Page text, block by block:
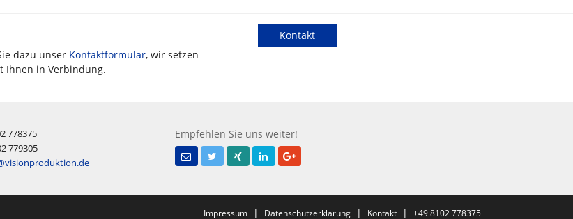
dazu unser Kontaktformular, wir setzen
Ihnen in Verbindung.
Kontakt
778375
779305
Empfehlen Sie uns weiter!
Impressum | Datenschutzerklärung | Kontakt | +49 8102 778375